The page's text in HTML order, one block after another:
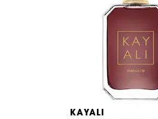
KAYALI